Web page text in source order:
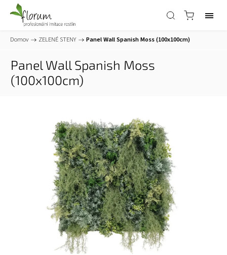
Domov / ZELENÉ STENY / Panel Wall Spanish Moss (100x100cm)
Panel Wall Spanish Moss
(100x100cm)